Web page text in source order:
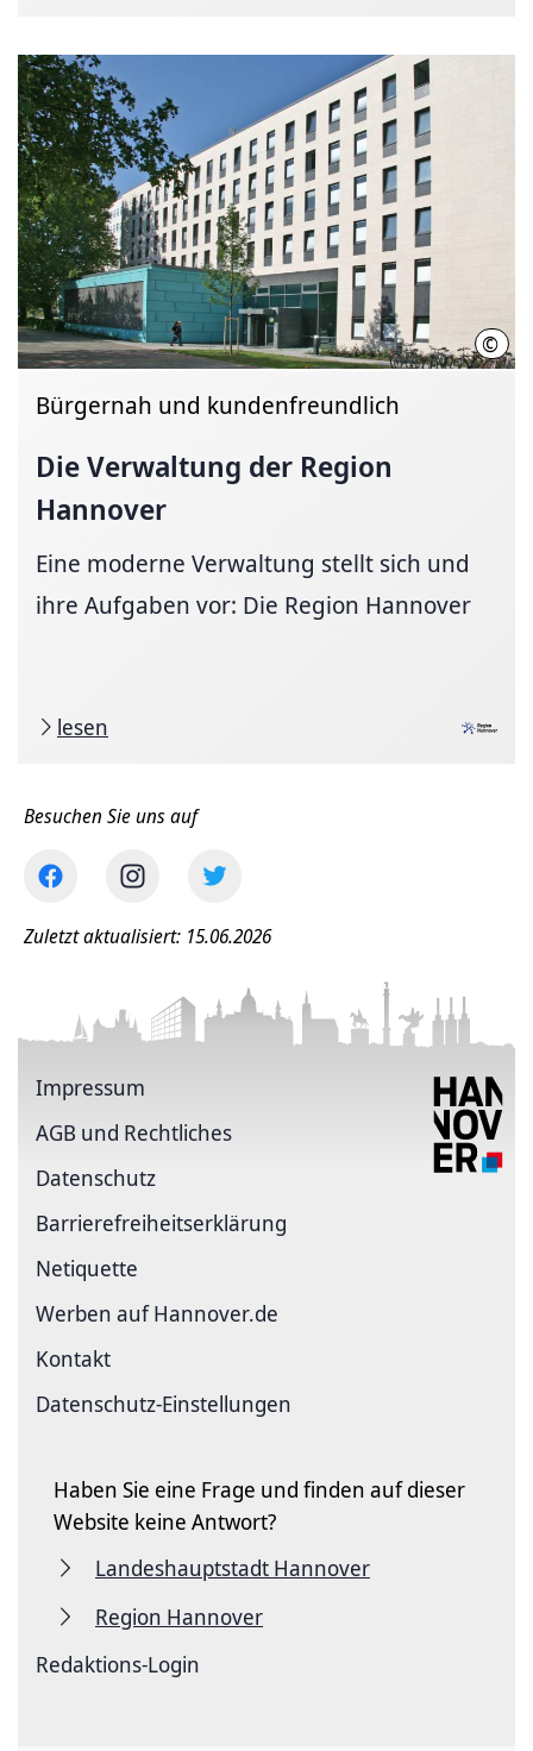
©
Bürgernah und kundenfreundlich
Die Verwaltung der Region
Hannover
Eine moderne Verwaltung stellt sich und
ihre Aufgaben vor: Die Region Hannover
lesen
Besuchen Sie uns auf
Zuletzt aktualisiert: 15.06.2026
Impressum
AGB und Rechtliches
Datenschutz
Barriere­freiheits­erklärung
Netiquette
Werben auf Hannover.de
Kontakt
Datenschutz-Einstellungen
Haben Sie eine Frage und finden auf dieser
Website keine Antwort?
Landeshauptstadt Hannover
Region Hannover
Redaktions-Login